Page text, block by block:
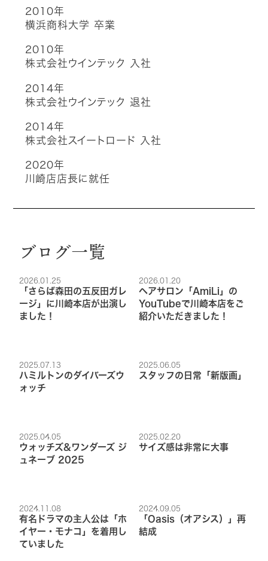
2010年
横浜商科大学 卒業
2010年
株式会社ウインテック 入社
2014年
株式会社ウインテック 退社
2014年
株式会社スイートロード 入社
2020年
川崎店店長に就任
ブログ一覧
2026.01.25
「さらば森田の五反田ガレ
ージ」に川崎本店が出演し
ました！
2026.01.20
ヘアサロン「AmiLi」の
YouTubeで川崎本店をご
紹介いただきました！
2025.07.13
ハミルトンのダイバーズウ
ォッチ
2025.06.05
スタッフの日常「新版画」
2025.04.05
ウォッチズ&ワンダーズ ジ
ュネーブ 2025
2025.02.20
サイズ感は非常に大事
2024.11.08
有名ドラマの主人公は「ホ
イヤー・モナコ」を着用し
ていました
2024.09.05
「Oasis（オアシス）」再
結成